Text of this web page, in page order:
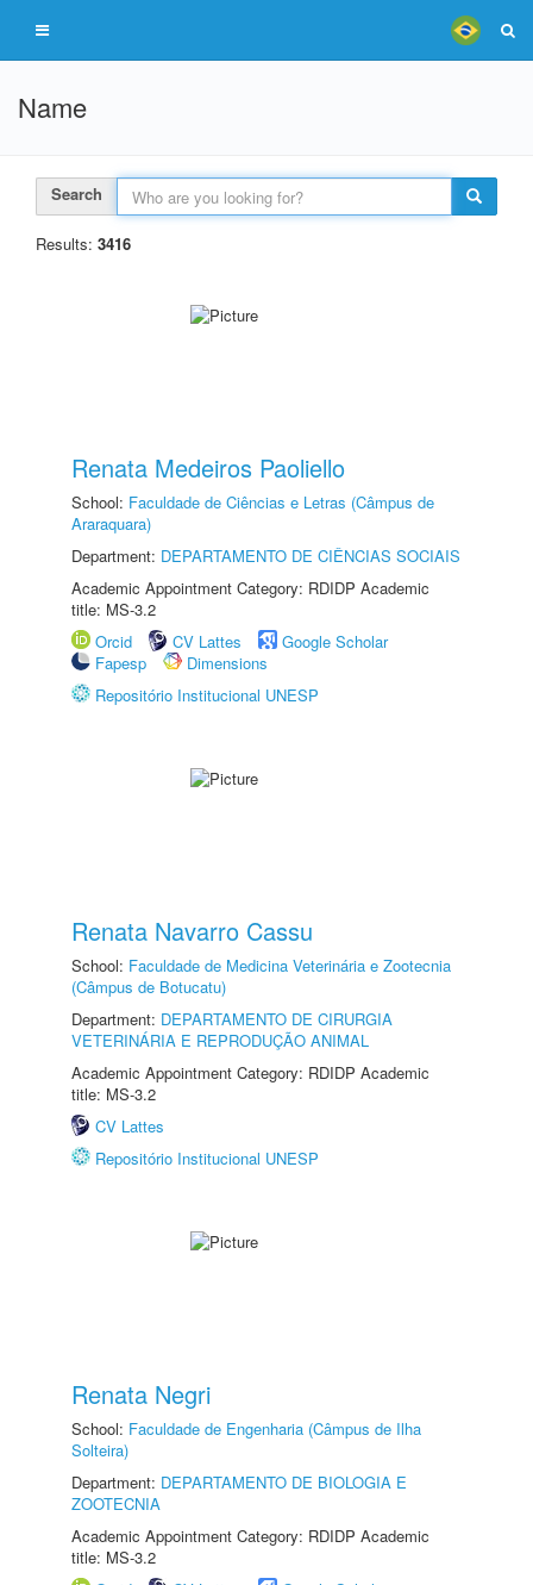
Name
Search
Results: 3416
Renata Medeiros Paoliello
School: Faculdade de Ciências e Letras (Câmpus de
Araraquara)
Department: DEPARTAMENTO DE CIÊNCIAS SOCIAIS
Academic Appointment Category: RDIDP Academic
title: MS-3.2
Orcid
CV Lattes
Google Scholar
Fapesp
Dimensions
Repositório Institucional UNESP
Renata Navarro Cassu
School: Faculdade de Medicina Veterinária e Zootecnia
(Câmpus de Botucatu)
Department: DEPARTAMENTO DE CIRURGIA
VETERINÁRIA E REPRODUÇÃO ANIMAL
Academic Appointment Category: RDIDP Academic
title: MS-3.2
CV Lattes
Repositório Institucional UNESP
Renata Negri
School: Faculdade de Engenharia (Câmpus de Ilha
Solteira)
Department: DEPARTAMENTO DE BIOLOGIA E
ZOOTECNIA
Academic Appointment Category: RDIDP Academic
title: MS-3.2